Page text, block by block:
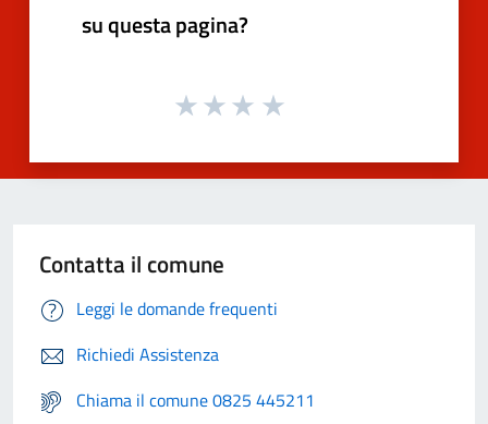
su questa pagina?
Contatta il comune
Leggi le domande frequenti
Richiedi Assistenza
Chiama il comune 0825 445211